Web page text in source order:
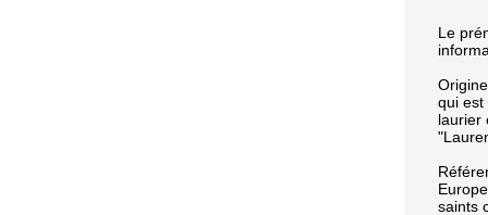
Le
qui est
laurier
saints